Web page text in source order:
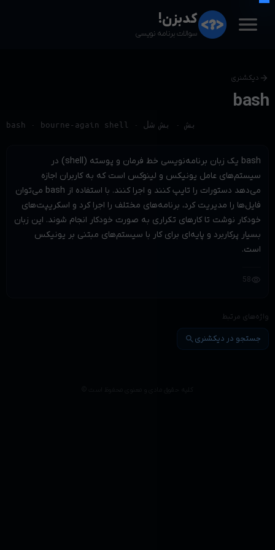
menu کدبزن!
سوالات برنامه نویسی
arrow_forward دیکشنری
bash
bash · bourne-again shell · بش · بش شل
است.
visibility
58
واژه‌های مرتبط
جستجو در دیکشنریsearch
کلیه حقوق مادی و معنوی محفوظ است ©